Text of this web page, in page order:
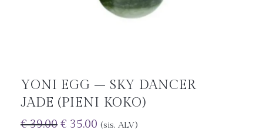
YONI EGG – SKY DANCER
JADE (PIENI KOKO)
€39.00 € 35.00 (sis. ALV)